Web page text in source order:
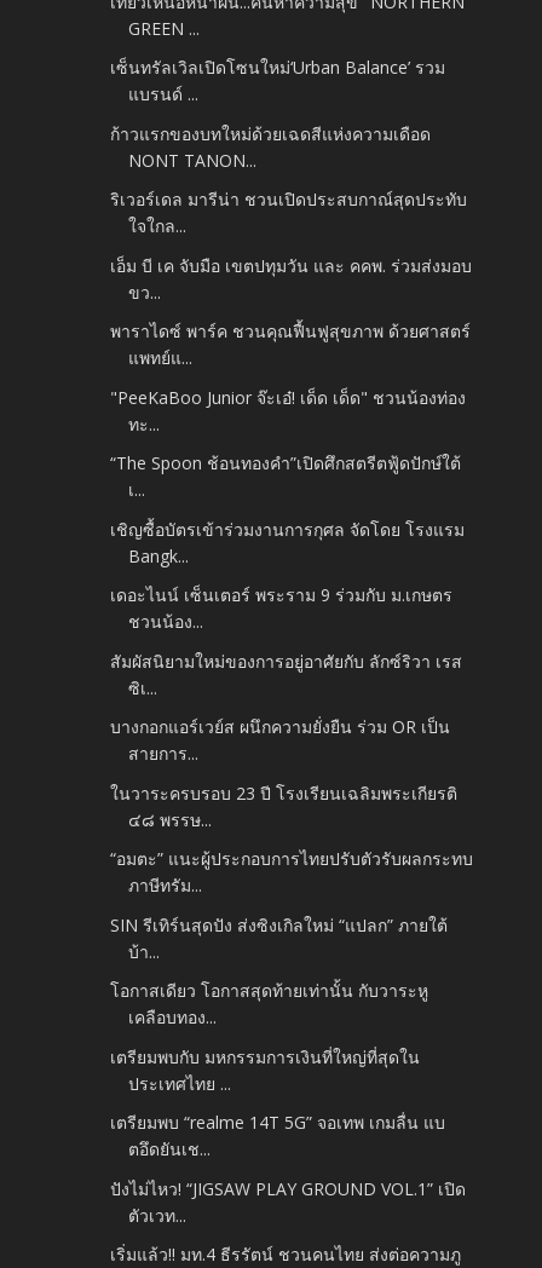
GREEN ...
เซ็นทรัลเวิลเปิดโซนใหม่‘Urban Balance’ รวม
แบรนด์ ...
ก้าวแรกของบทใหม่ด้วยเฉดสีแห่งความเดือด
NONT TANON...
ริเวอร์เดล มารีน่า ชวนเปิดประสบกาณ์สุดประทับ
ใจใกล...
เอ็ม บี เค จับมือ เขตปทุมวัน และ คคพ. ร่วมส่งมอบ
ขว...
พาราไดซ์ พาร์ค ชวนคุณฟื้นฟูสุขภาพ ด้วยศาสตร์
แพทย์แ...
"PeeKaBoo Junior จ๊ะเอ๋! เด็ด เด็ด" ชวนน้องท่อง
ทะ...
“The Spoon ช้อนทองคำ”เปิดศึกสตรีตฟู้ดปักษ์ใต้
เ...
เชิญซื้อบัตรเข้าร่วมงานการกุศล จัดโดย โรงแรม
Bangk...
เดอะไนน์ เซ็นเตอร์ พระราม 9 ร่วมกับ ม.เกษตร
ชวนน้อง...
สัมผัสนิยามใหม่ของการอยู่อาศัยกับ ลักซ์ริวา เรส
ซิเ...
บางกอกแอร์เวย์ส ผนึกความยั่งยืน ร่วม OR เป็น
สายการ...
ในวาระครบรอบ 23 ปี โรงเรียนเฉลิมพระเกียรติ
๔๘ พรรษ...
“อมตะ” แนะผู้ประกอบการไทยปรับตัวรับผลกระทบ
ภาษีทรัม...
SIN รีเทิร์นสุดปัง ส่งซิงเกิลใหม่ “แปลก” ภายใต้
บ้า...
โอกาสเดียว โอกาสสุดท้ายเท่านั้น กับวาระหู
เคลือบทอง...
เตรียมพบกับ มหกรรมการเงินที่ใหญ่ที่สุดใน
ประเทศไทย ...
เตรียมพบ “realme 14T 5G” จอเทพ เกมลื่น แบ
ตอึดยันเช...
ปังไม่ไหว! “JIGSAW PLAY GROUND VOL.1” เปิด
ตัวเวท...
เริ่มแล้ว!! มท.4 ธีรรัตน์ ชวนคนไทย ส่งต่อความภู